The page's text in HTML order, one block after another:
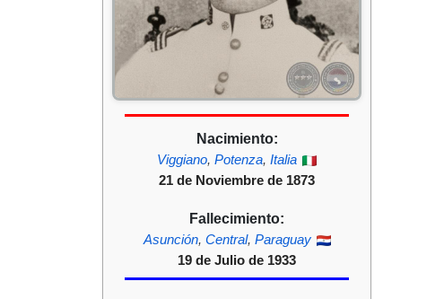
Nacimiento:
Viggiano, Potenza, Italia
21 de Noviembre de 1873
Fallecimiento:
Asunción, Central, Paraguay
19 de Julio de 1933